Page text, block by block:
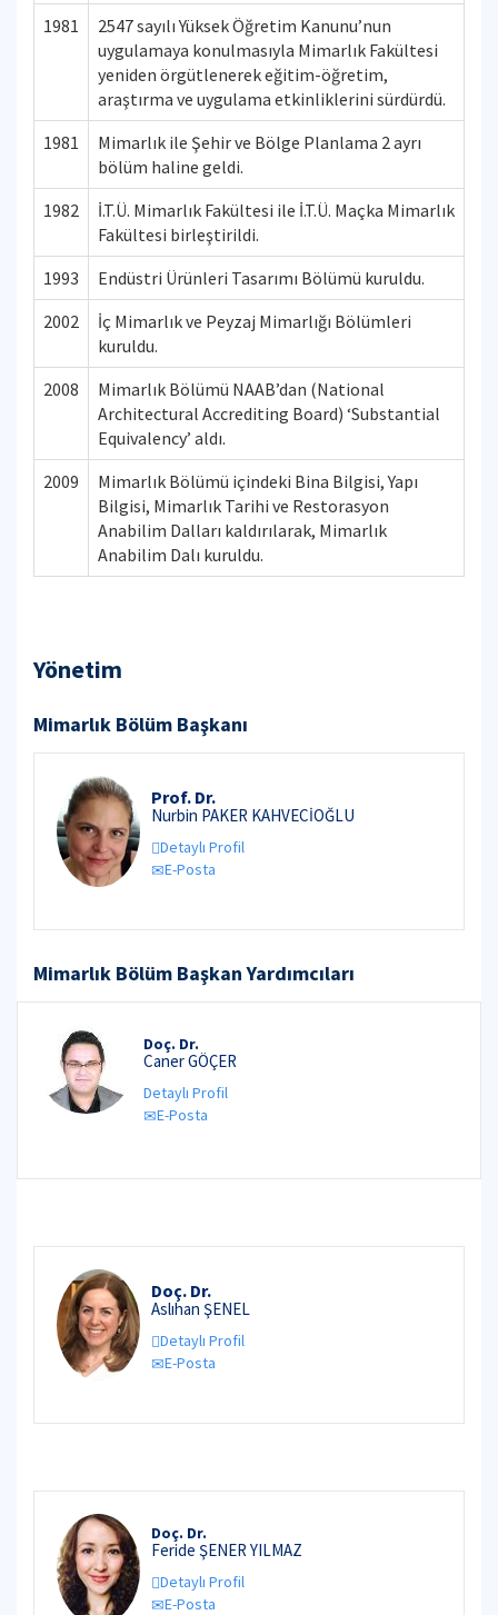
1981
2547 sayılı Yüksek Öğretim Kanunu’nun
uygulamaya konulmasıyla Mimarlık Fakültesi
yeniden örgütlenerek eğitim-öğretim,
araştırma ve uygulama etkinliklerini sürdürdü.
1981
Mimarlık ile Şehir ve Bölge Planlama 2 ayrı
bölüm haline geldi.
1982
İ.T.Ü. Mimarlık Fakültesi ile İ.T.Ü. Maçka Mimarlık
Fakültesi birleştirildi.
1993
Endüstri Ürünleri Tasarımı Bölümü kuruldu.
2002
İç Mimarlık ve Peyzaj Mimarlığı Bölümleri
kuruldu.
2008
Mimarlık Bölümü NAAB’dan (National
Architectural Accrediting Board) ‘Substantial
Equivalency’ aldı.
2009
Mimarlık Bölümü içindeki Bina Bilgisi, Yapı
Bilgisi, Mimarlık Tarihi ve Restorasyon
Anabilim Dalları kaldırılarak, Mimarlık
Anabilim Dalı kuruldu.
Yönetim
Mimarlık Bölüm Başkanı
Prof. Dr.
Nurbin PAKER KAHVECİOĞLU
Detaylı Profil
E-Posta
Mimarlık Bölüm Başkan Yardımcıları
Doç. Dr.
Caner GÖÇER
Detaylı Profil
E-Posta
Doç. Dr.
Aslıhan ŞENEL
Detaylı Profil
E-Posta
Doç. Dr.
Feride ŞENER YILMAZ
Detaylı Profil
E-Posta